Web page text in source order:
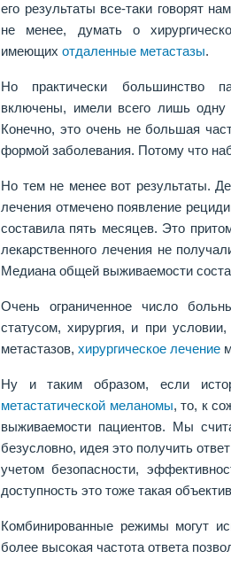
его результаты все-таки говорят
не менее, думать о
имеющих отдаленные метастазы.
Но практически большинство
включены, имели всего лишь
Конечно, это очень не большая
формой заболевания. Потому что
Но тем не менее вот результаты.
лечения отмечено появление
составила пять месяцев. Это
лекарственного лечения не
Медиана общей выживаемости
Очень ограниченное число
статусом, хирургия, и при
метастазов, хирургическое лечение
Ну и таким образом, если
метастатической меланомы, то, к
выживаемости пациентов. Мы
безусловно, идея это получить
учетом безопасности,
доступность это тоже такая
Комбинированные режимы могут
более высокая частота ответа